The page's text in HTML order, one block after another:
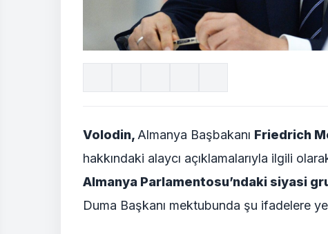
Volodin, Almanya Başbakanı Friedrich
hakkındaki alaycı açıklamalarıyla ilgili
Almanya Parlamentosu’ndaki siyasi
Duma Başkanı mektubunda şu ifadelere